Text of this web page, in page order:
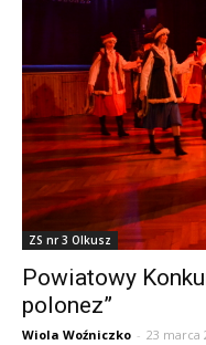
ZS nr 3 Olkusz
Powiatowy
polonez”
Wiola Woźniczko - 23 marca